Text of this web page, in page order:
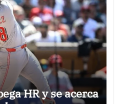
HR y se acerca